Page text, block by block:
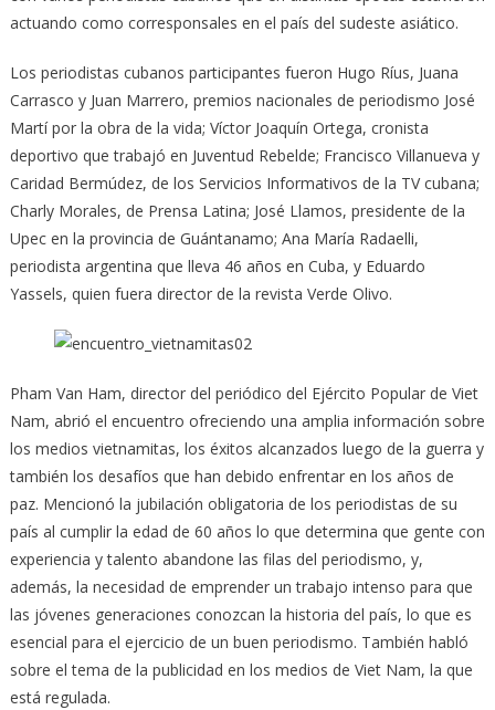
actuando como corresponsales en el país del sudeste asiático.
Los periodistas cubanos participantes fueron Hugo Ríus, Juana
Carrasco y Juan Marrero, premios nacionales de periodismo José
Martí por la obra de la vida; Víctor Joaquín Ortega, cronista
deportivo que trabajó en Juventud Rebelde; Francisco Villanueva y
Caridad Bermúdez, de los Servicios Informativos de la TV cubana;
Charly Morales, de Prensa Latina; José Llamos, presidente de la
Upec en la provincia de Guántanamo; Ana María Radaelli,
periodista argentina que lleva 46 años en Cuba, y Eduardo
Yassels, quien fuera director de la revista Verde Olivo.
Pham Van Ham, director del periódico del Ejército Popular de Viet
Nam, abrió el encuentro ofreciendo una amplia información sobre
los medios vietnamitas, los éxitos alcanzados luego de la guerra y
también los desafíos que han debido enfrentar en los años de
paz. Mencionó la jubilación obligatoria de los periodistas de su
país al cumplir la edad de 60 años lo que determina que gente con
experiencia y talento abandone las filas del periodismo, y,
además, la necesidad de emprender un trabajo intenso para que
las jóvenes generaciones conozcan la historia del país, lo que es
esencial para el ejercicio de un buen periodismo. También habló
sobre el tema de la publicidad en los medios de Viet Nam, la que
está regulada.